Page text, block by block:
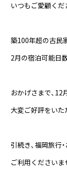
いつもご愛顧くだ
築100年超の古民
2月の宿泊可能日
おかげさまで、12
大変ご好評をいた
引続き、福岡旅行
ご利用くださいま